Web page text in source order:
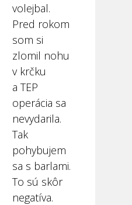
volejbal.
Pred rokom
som si
zlomil nohu
v krčku
a TEP
operácia sa
nevydarila.
Tak
pohybujem
sa s barlami.
To sú skôr
negatíva.